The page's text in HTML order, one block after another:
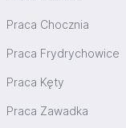
Praca Chocznia
Praca Frydrychowice
Praca Kęty
Praca Zawadka